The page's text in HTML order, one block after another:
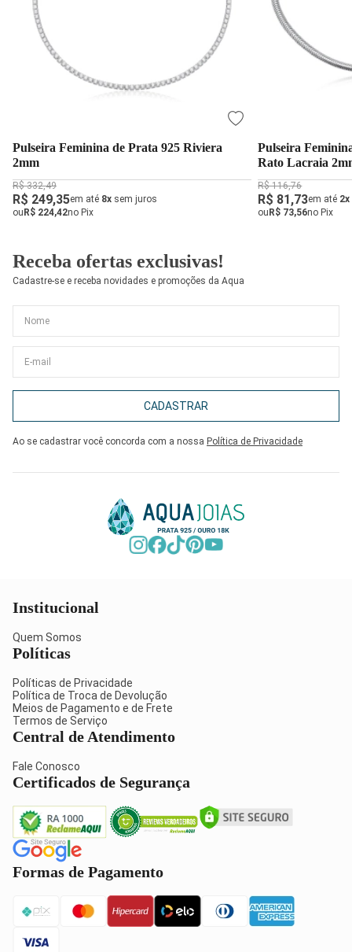
Pulseira Feminina de Prata 925 Riviera
2mm
R$ 332,49
R$ 249,35em até 8x sem juros
ouR$ 224,42no Pix
Pulseira
Rato Lacraia
R$ 116,76
R$ 81,73em até 2x
ouR$ 73,56no Pix
Receba ofertas exclusivas!
Cadastre-se e receba novidades e promoções da Aqua
CADASTRAR
Ao se cadastrar você concorda com a nossa Política de Privacidade
Institucional
Quem Somos
Políticas
Políticas de Privacidade
Política de Troca de Devolução
Meios de Pagamento e de Frete
Termos de Serviço
Central de Atendimento
Fale Conosco
Certificados de Segurança
Formas de Pagamento